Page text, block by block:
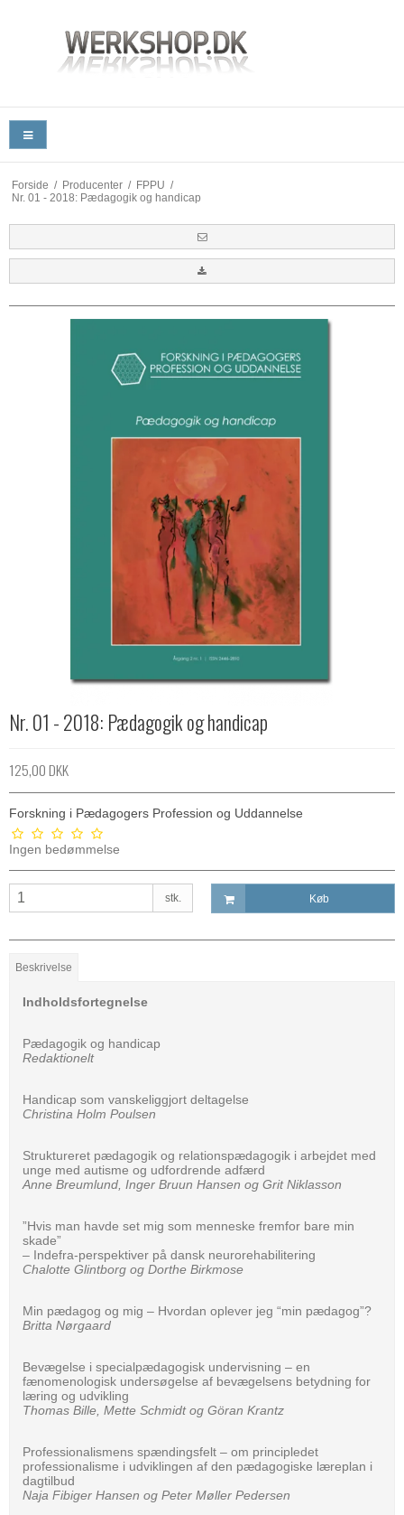
Forside / Producenter / FPPU /
Nr. 01 - 2018: Pædagogik og handicap
Nr. 01 - 2018: Pædagogik og handicap
125,00 DKK
Forskning i Pædagogers Profession og Uddannelse
Ingen bedømmelse
stk. Køb
Beskrivelse
Indholdsfortegnelse
Pædagogik og handicap
Redaktionelt
Handicap som vanskeliggjort deltagelse
Christina Holm Poulsen
Struktureret pædagogik og relationspædagogik i arbejdet med
unge med autisme og udfordrende adfærd
Anne Breumlund, Inger Bruun Hansen og Grit Niklasson
”Hvis man havde set mig som menneske fremfor bare min
skade”
– Indefra-perspektiver på dansk neurorehabilitering
Chalotte Glintborg og Dorthe Birkmose
Min pædagog og mig – Hvordan oplever jeg “min pædagog”?
Britta Nørgaard
Bevægelse i special­pædagogisk undervisning – en
fænomenologisk undersøgelse af bevægelsens betydning for
læring og udvikling
Thomas Bille, Mette Schmidt og Göran Krantz
Professionalismens spændingsfelt – om principledet
professionalisme i udviklingen af den pædagogiske læreplan i
dagtilbud
Naja Fibiger Hansen og Peter Møller Pedersen